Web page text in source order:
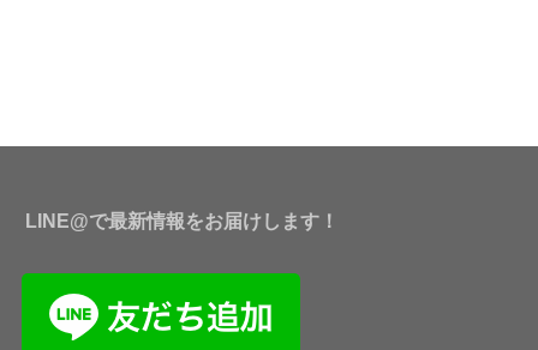
LINE@で最新情報をお届けします！